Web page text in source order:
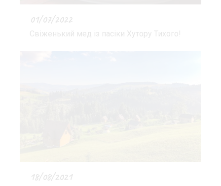
01/07/2022
Свіженький мед із пасіки Хутору Тихого!
18/08/2021